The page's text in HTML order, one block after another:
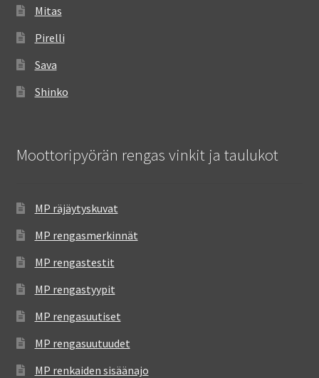
Mitas
Pirelli
Sava
Shinko
Moottoripyörän rengas vinkit ja taulukot
MP räjäytyskuvat
MP rengasmerkinnät
MP rengastestit
MP rengastyypit
MP rengasuutiset
MP rengasuutuudet
MP renkaiden sisäänajo